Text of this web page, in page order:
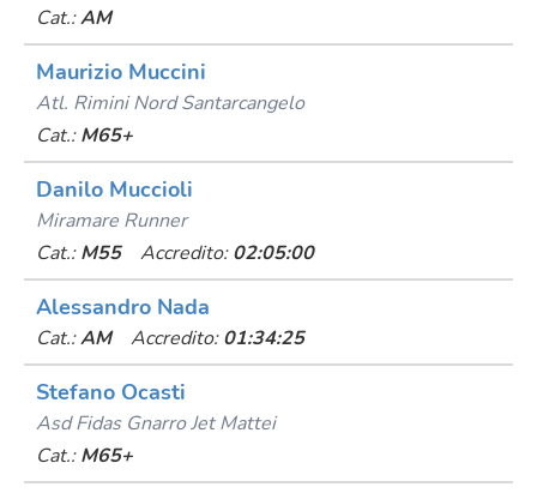
Cat.:AM
Maurizio Muccini
Atl. Rimini Nord Santarcangelo
Cat.: M65+
Danilo Muccioli
Miramare Runner
Cat.: M55 Accredito: 02:05:00
Alessandro Nada
Cat.:AM Accredito: 01:34:25
Stefano Ocasti
Asd Fidas Gnarro Jet Mattei
Cat.: M65+